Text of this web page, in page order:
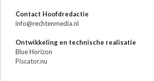
Contact Hoofdredactie
info@rechtenmedia.nl
Ontwikkeling en technische realisatie
Blue Horizon
Piscator.nu